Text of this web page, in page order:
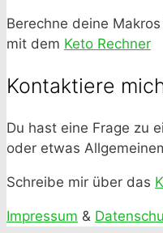
Berechne deine
mit dem Keto Rechner
Kontaktiere
Du hast eine Frage zu
oder etwas
Schreibe mir über das
Impressum &